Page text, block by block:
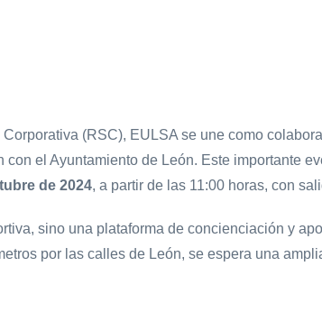
(RSC), EULSA se une como
el Ayuntamiento de León. Este importante
de 2024, a partir de las 11:00 horas, con
sino una plataforma de concienciación y
por las calles de León, se espera una